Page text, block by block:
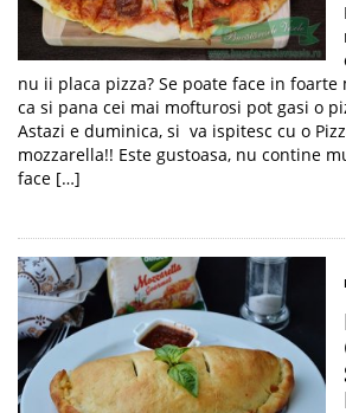
nu ii placa pizza? Se poate face in foarte
ca si pana cei mai mofturosi pot gasi o
Astazi e duminica, si va ispitesc cu o
mozzarella!! Este gustoasa, nu contine
face […]